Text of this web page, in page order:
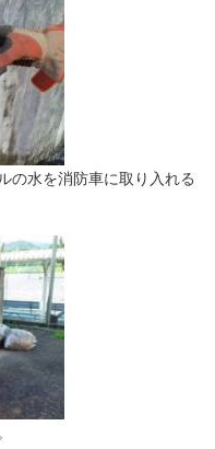
の水を消防車に取り入れる